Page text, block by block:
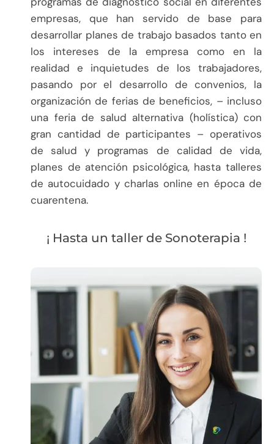
empresas, que han servido de base para
desarrollar planes de trabajo basados tanto en
los intereses de la empresa como en la
realidad e inquietudes de los trabajadores,
pasando por el desarrollo de convenios, la
organización de ferias de beneficios, – incluso
una feria de salud alternativa (holística) con
gran cantidad de participantes – operativos
de salud y programas de calidad de vida,
planes de atención psicológica, hasta talleres
de autocuidado y charlas online en época de
cuarentena.
¡ Hasta un taller de Sonoterapia !